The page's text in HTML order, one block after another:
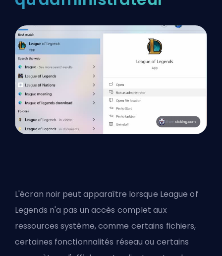
L'écran noir peut apparaître lorsque League of
Legends n'a pas un accès complet aux
ressources système, comme certains fichiers,
certaines fonctionnalités réseau ou certains